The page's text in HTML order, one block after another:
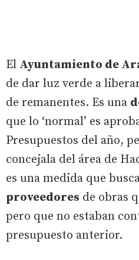
El Ayuntamiento de
de dar luz verde a
de remanentes. Es una
que lo ‘normal’ es
Presupuestos del año,
concejala del área de
es una medida que
proveedores de obras
pero que no estaban
presupuesto anterior.